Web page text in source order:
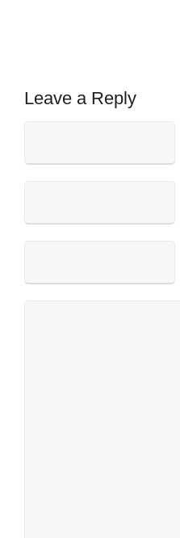
Leave a Reply